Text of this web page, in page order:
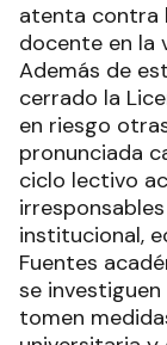
atenta contra
docente en la
Además de
cerrado la
en riesgo
pronunciada
ciclo lectivo
institucional,
Fuentes
se
tomen